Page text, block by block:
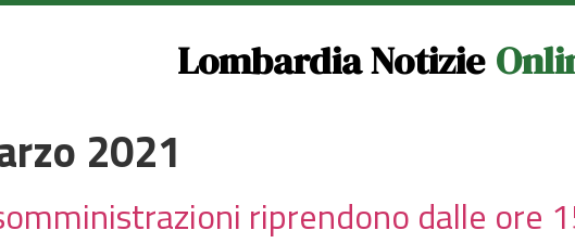
Lombardia Notizie
2021
riprendono dalle ore